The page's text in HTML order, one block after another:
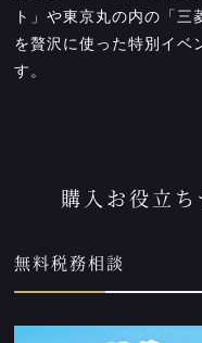
ト」や東京丸の内の「
を贅沢に使った特別イベ
す。
購入お役立
無料税務相談